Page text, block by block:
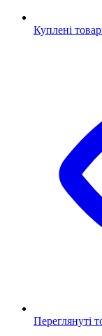
Куплені
Переглянуті